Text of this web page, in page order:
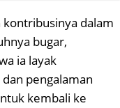
dalam
bugar,
ia layak
pengalaman
kembali ke